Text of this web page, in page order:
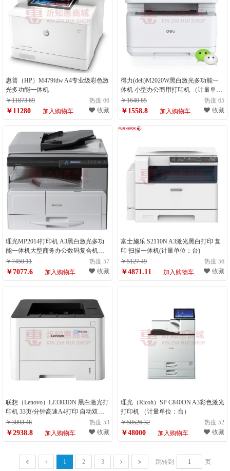
惠普（HP）M479fdw A4专业级彩色激
光多功能一体机
￥11873.69
热度 66
￥11280 加入购物车 收藏
得力(deli)M2020W黑白激光多功能一
体机 小型办公商用打印机 （计量单
位：台）
￥1640.85 热度 65
￥1558.8 加入购物车 收藏
理光MP2014打印机 A3黑白激光多功
能一体机大型商务办公数码复合机复
印机三合一 MP2014ADN网络版 双面
打印复印扫描 网络（计量单位：件）
￥7450.11 热度 57
￥7077.6 加入购物车 收藏
富士施乐 S2110N A3激光黑白打印 复
印 扫描一体机(计量单位：台)
￥5127.49
热度 56
￥4871.11 加入购物车 收藏
联想（Lenovo）LJ3303DN 黑白激光打
印机 33页/分钟高速A4打印 自动双面
办公 有线网络打印（计量单位：台）
￥3093.48 热度 53
￥2938.8 加入购物车 收藏
理光（Ricoh）SP C840DN A3彩色激光
打印机 （计量单位：台）
￥50526.32
热度 52
￥48000 加入购物车 收藏
1 2 3 跳转到
页